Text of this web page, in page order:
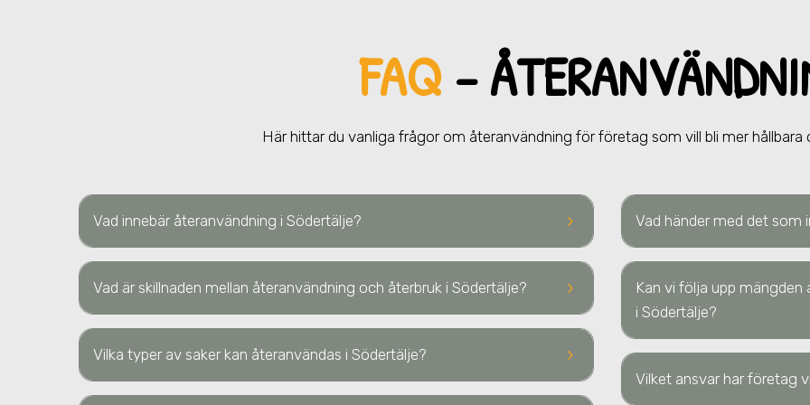
FAQ–
Här hittar du vanliga frågor om återanvändning för företag som vill bli mer hållbara
keyboard_arrow_right
Vad innebär återanvändning i Södertälje?
keyboard_arrow_right
Vad är skillnaden mellan återanvändning och återbruk i Södertälje?
keyboard_arrow_right
Vilka typer av saker kan återanvändas i Södertälje?
Vad händer med det som
Kan vi följa upp
i Södertälje?
Vilket ansvar har företag